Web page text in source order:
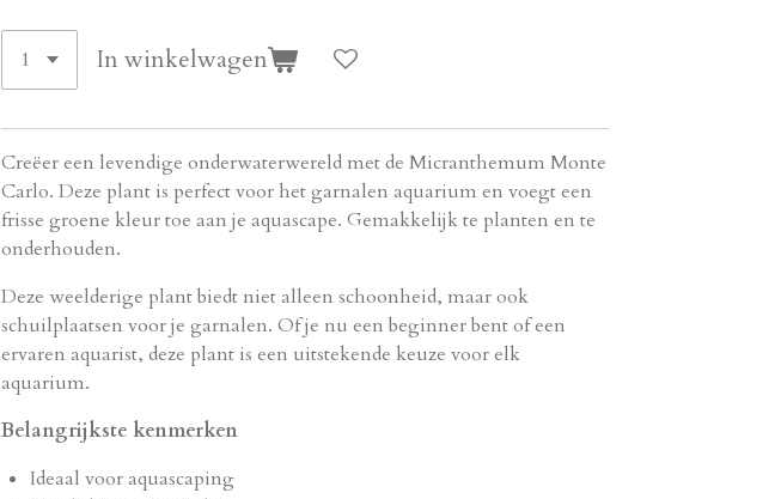
In winkelwagen
Creëer een levendige onderwaterwereld met de Micranthemum Monte
Carlo. Deze plant is perfect voor het garnalen aquarium en voegt een
frisse groene kleur toe aan je aquascape. Gemakkelijk te planten en te
onderhouden.
Deze weelderige plant biedt niet alleen schoonheid, maar ook
schuilplaatsen voor je garnalen. Of je nu een beginner bent of een
ervaren aquarist, deze plant is een uitstekende keuze voor elk
aquarium.
Belangrijkste kenmerken
Ideaal voor aquascaping